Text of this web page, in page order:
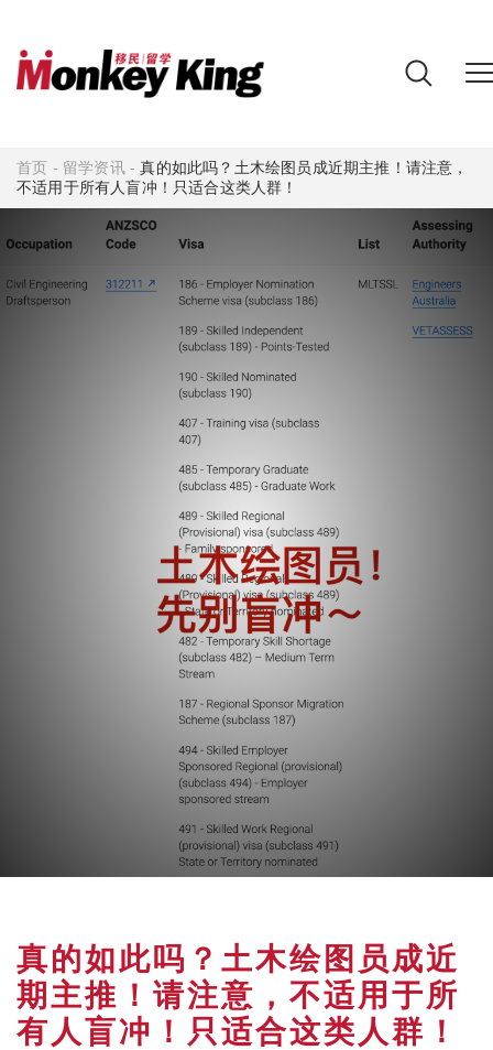
首页 - 留学资讯-真的如此吗？土木绘图员成近期主推！请注意，
不适用于所有人盲冲！只适合这类人群！
真的如此吗？土木绘图员成近
期主推！请注意，不适用于所
有人盲冲！只适合这类人群！